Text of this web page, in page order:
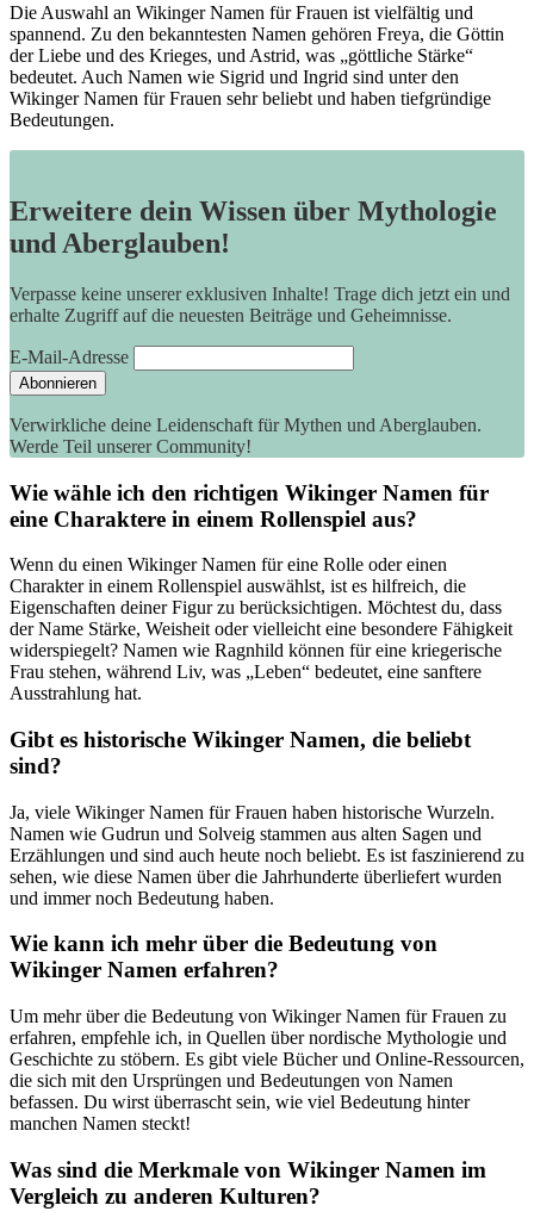
Die Auswahl an Wikinger Namen‍ für Frauen ist vielfältig und⁣
spannend. Zu den bekanntesten Namen ‍gehören Freya, die ‍Göttin
der Liebe und des Krieges, und Astrid, was „göttliche Stärke“
bedeutet. ⁢Auch Namen wie Sigrid und Ingrid sind unter den
Wikinger Namen für Frauen sehr beliebt und haben tiefgründige
Bedeutungen.
Erweitere dein Wissen über Mythologie
und Aberglauben!
Verpasse keine unserer exklusiven Inhalte! Trage dich jetzt ein und
erhalte Zugriff auf die neuesten Beiträge und Geheimnisse.
E-Mail-Adresse
Verwirkliche deine Leidenschaft für Mythen und Aberglauben.
Werde Teil unserer Community!
Wie wähle ⁢ich den richtigen ⁢Wikinger Namen für
eine Charaktere in einem Rollenspiel aus?
Wenn du einen Wikinger Namen ​für eine Rolle oder einen
⁤Charakter in einem Rollenspiel auswählst, ist ‍es hilfreich,‍ die‌
Eigenschaften deiner‍ Figur zu berücksichtigen. Möchtest⁣ du,‌ dass
der Name Stärke, Weisheit ‍oder vielleicht ⁤eine besondere Fähigkeit
widerspiegelt? Namen wie Ragnhild können für eine kriegerische
Frau stehen, während Liv, was „Leben“ bedeutet, eine ⁤sanftere
Ausstrahlung hat.
Gibt es historische Wikinger Namen,‌ die⁢ beliebt
sind?
Ja, ⁤viele Wikinger⁣ Namen für Frauen haben historische ⁣Wurzeln.‍
Namen ​wie Gudrun und Solveig stammen aus alten Sagen und
‌Erzählungen und sind auch heute ⁢noch beliebt.‍ Es ⁣ist faszinierend zu⁢
sehen,⁣ wie diese Namen über die Jahrhunderte überliefert wurden
und immer noch Bedeutung haben.
Wie kann ich mehr über die Bedeutung ⁢von
Wikinger ⁣Namen erfahren?
Um mehr über die Bedeutung von ⁢Wikinger Namen für Frauen zu
erfahren, empfehle ​ich, in ​Quellen⁢ über nordische Mythologie und
Geschichte zu‌ stöbern. Es gibt viele Bücher und Online-Ressourcen,
die sich mit den Ursprüngen und ⁣Bedeutungen von ​Namen
befassen. Du wirst ⁣überrascht sein, ‍wie viel Bedeutung⁤ hinter‌
manchen Namen steckt!
Was sind die Merkmale von ​Wikinger Namen im
Vergleich zu ‌anderen ‍Kulturen?